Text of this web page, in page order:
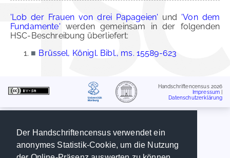
Der Handschriftencensus verwendet ein
anonymes Statistik-Cookie, um die Nutzung
'Lob der Frauen von drei Papageien' und 'Von dem
Fundamente' werden gemeinsam in der folgenden
HSC-Beschreibung überliefert:
■ Brüssel, Königl. Bibl., ms. 15589-623
Handschriftencensus 2026
Impressum
Datenschutzerklärung